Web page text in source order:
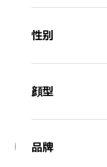
性别
顔型
品牌